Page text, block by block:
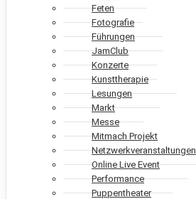
Feten
Fotografie
Führungen
JamClub
Konzerte
Kunsttherapie
Lesungen
Markt
Messe
Mitmach Projekt
Netzwerkveranstaltungen
Online Live Event
Performance
Puppentheater